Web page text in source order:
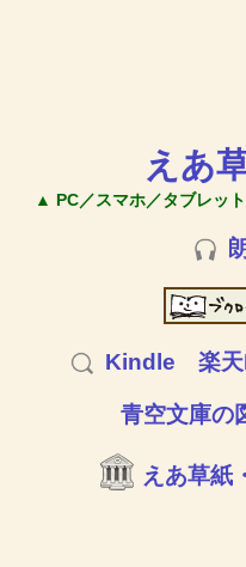
えあ
▲ PC／スマホ／タブレッ
Kindle 楽
青空文庫の
えあ草紙